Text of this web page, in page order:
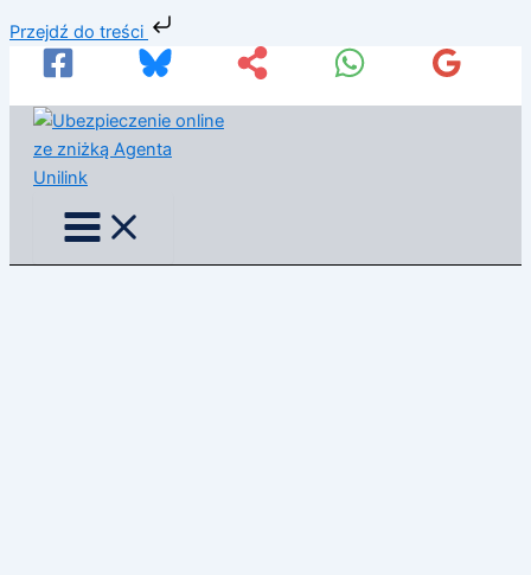
Przejdź do treści
do
treści